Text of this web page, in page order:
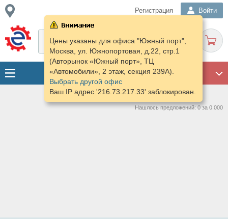
Регистрация Войти
Цены указаны для офиса "Южный порт",
Москва, ул. Южнопортовая, д.22, стр.1
(Авторынок «Южный порт», ТЦ
«Автомобили», 2 этаж, секция 239А).
Выбрать другой офис
Ваш IP адрес '216.73.217.33' заблокирован.
Нашлось предложений: 0 за 0.000